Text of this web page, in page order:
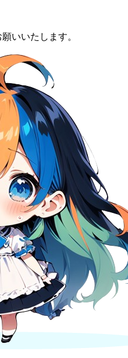
いいたします。